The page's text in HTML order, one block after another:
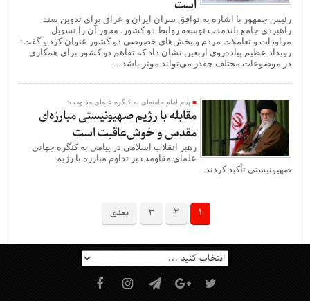
است
رئیس جمهور با اشاره به توافق سران ایران و عراق برای تدوین سند
راهبردی جامع بلندمدت توسعه روابط دو کشور، محور آن را تسهیل
مراودات و تعاملات مردم و بخش‌های خصوصی دو کشور عنوان کرد و گفت:
رویداد عظیم پیاده‌روی اربعین نشان داد که تفاهم دو کشور برای همکاری
در موضوعات مختلف چقدر می‌تواند موثر باشد....
پیام امام خامنه‌ای به کنگره علمای مقاومت:
مقابله با رژیم صهیونیستی مبارزه‌ای
مقدس و خوش‌عاقبت است
رهبر انقلاب اسلامی در پیامی به کنگره جهانی
علمای مقاومت بر تداوم مبارزه با رژیم
صهیونیستی تأکید کردند.
1
2
3 بعدی